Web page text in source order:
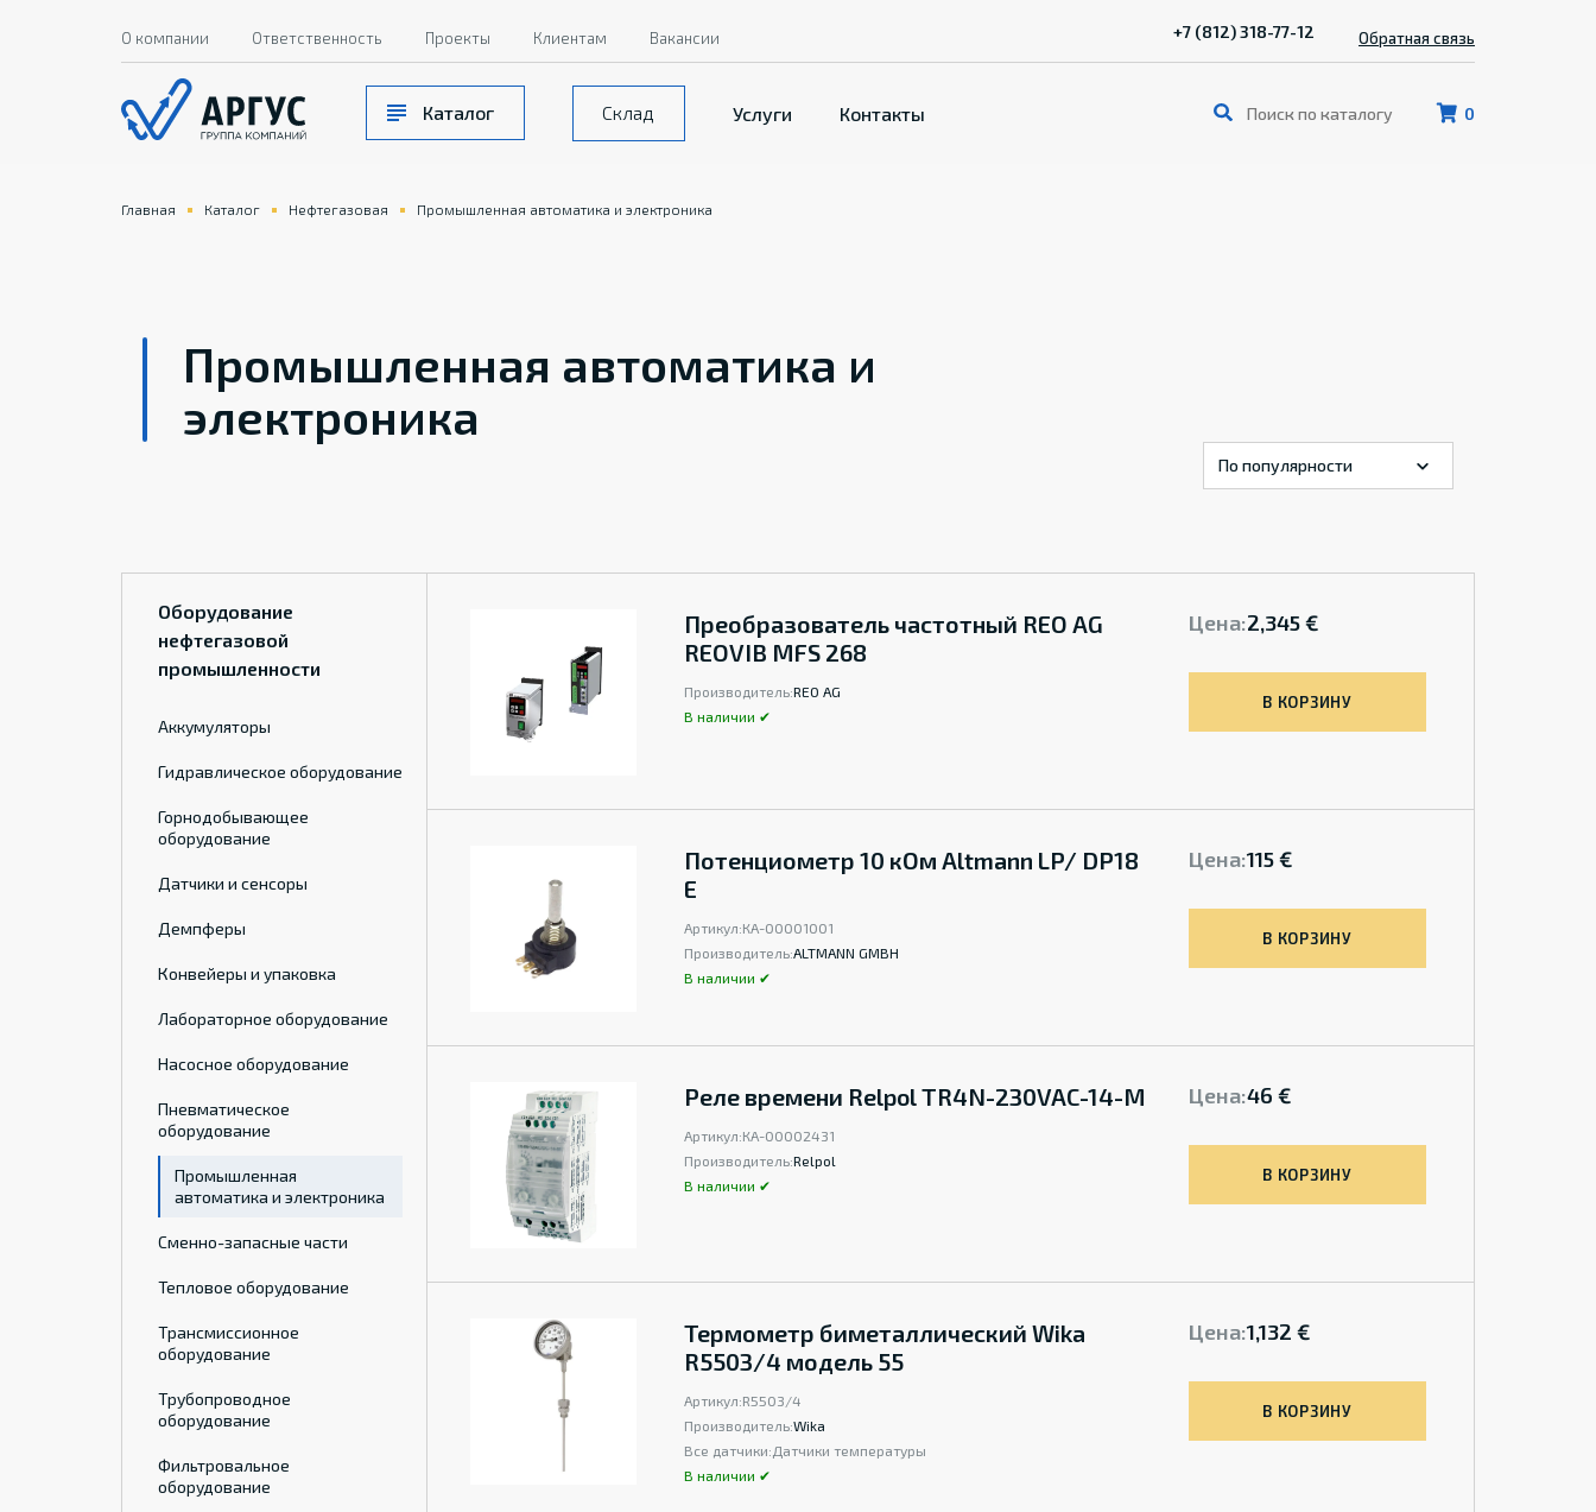
0
Каталог Склад Услуги Контакты
О компании Ответственность Проекты Клиентам Вакансии +7 (812) 318-77-12 Обратная связь
Главная Каталог Нефтегазовая Промышленная автоматика и электроника
Промышленная автоматика и
электроника
Оборудование
нефтегазовой
промышленности
Аккумуляторы
Гидравлическое оборудование
Горнодобывающее
оборудование
Датчики и сенсоры
Демпферы
Конвейеры и упаковка
Лабораторное оборудование
Насосное оборудование
Пневматическое
оборудование
Промышленная
автоматика и электроника
Сменно-запасные части
Тепловое оборудование
Трансмиссионное
оборудование
Трубопроводное
оборудование
Фильтровальное
оборудование
Преобразователь частотный REO AG
REOVIB MFS 268
Производитель:REO AG
В наличии ✔
Цена:2,345 €
В КОРЗИНУ
Потенциометр 10 кОм Altmann LP/ DP18
E
Артикул:КА-00001001
Производитель:ALTMANN GMBH
В наличии ✔
Цена:115 €
В КОРЗИНУ
Реле времени Relpol TR4N-230VAC-14-M
Артикул:КА-00002431
Производитель:Relpol
В наличии ✔
Цена:46 €
В КОРЗИНУ
Термометр биметаллический Wika
R5503/4 модель 55
Артикул:R5503/4
Производитель:Wika
Все датчики: Датчики температуры
В наличии ✔
Цена:1,132 €
В КОРЗИНУ